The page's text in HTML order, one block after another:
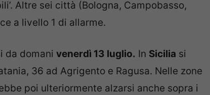
Altre sei città (Bologna, Campobasso,
a livello 1 di allarme.
da domani venerdì 13 luglio. In Sicilia si
36 ad Agrigento e Ragusa. Nelle zone
poi ulteriormente alzarsi anche sopra i